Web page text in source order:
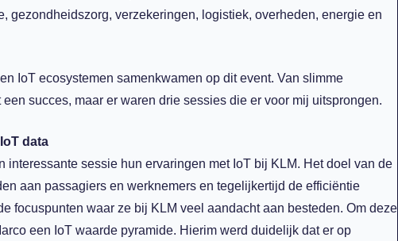
gezondheidszorg, verzekeringen, logistiek, overheden, energie en
IoT ecosystemen samenkwamen op dit event. Van slimme
succes, maar er waren drie sessies die er voor mij uitsprongen.
data
sessie hun ervaringen met IoT bij KLM. Het doel van de
aan passagiers en werknemers en tegelijkertijd de efficiëntie
focuspunten waar ze bij KLM veel aandacht aan besteden. Om deze
een IoT waarde pyramide. Hierim werd duidelijk dat er op